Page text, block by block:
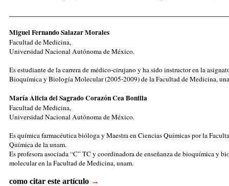
Miguel Fernando Salazar Morales
Facultad de Medicina,
Universidad Nacional Autónoma de México.
Es estudiante de la carrera de médico-cirujano y ha sido instructor en la
Bioquímica y Biología Molecular (2005-2009) de laFacultad de Medicina,
María Alicia del Sagrado Corazón Cea Bonilla
Facultad de Medicina,
Universidad Nacional Autónoma de México.
Es química farmacéutica bióloga y Maestra en Ciencias Químicas por la
Química de la unam.
Es profesora asociada “C” TC y coordinadora de enseñanza de bioquímica y
molecular en la Facultad de Medicina, unam.
como citar este artículo →